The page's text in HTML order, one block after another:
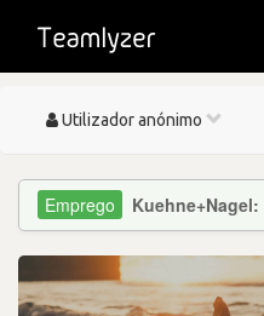
Toggle
Utilizador anónimo
Kuehne+Nagel: